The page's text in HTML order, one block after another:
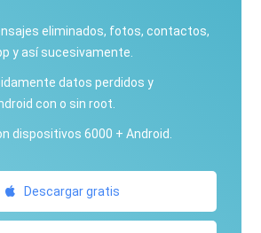
eliminados, fotos, contactos,
y así sucesivamente.
datos perdidos y
con o sin root.
dispositivos 6000 + Android.
Descargar gratis